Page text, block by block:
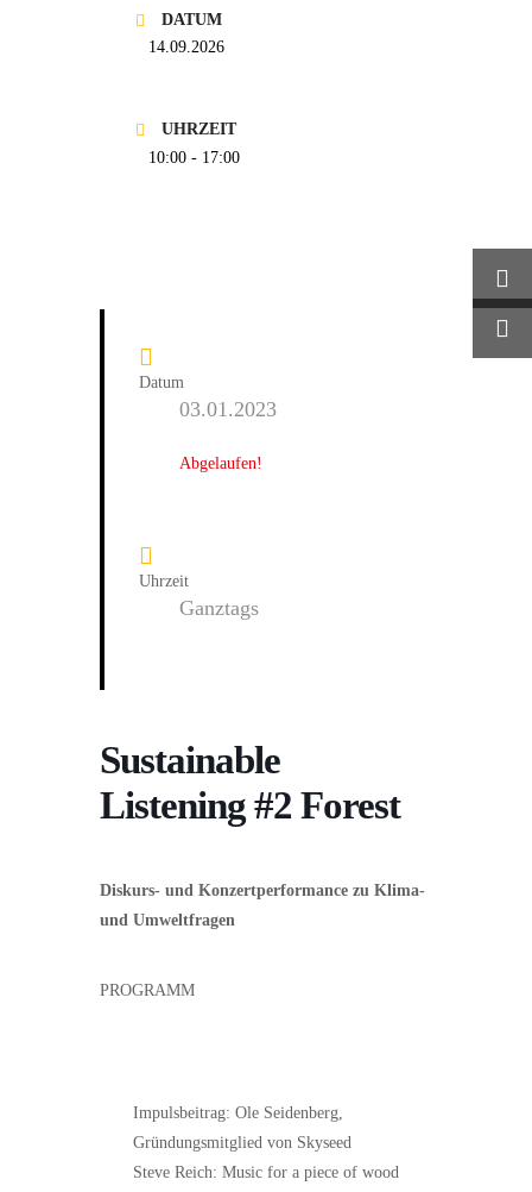
DATUM
14.09.2026
UHRZEIT
10:00 - 17:00
Datum
03.01.2023
Abgelaufen!
Uhrzeit
Ganztags
Sustainable
Listening #2 Forest
Diskurs- und Konzertperformance zu Klima-
und Umweltfragen
PROGRAMM
Impulsbeitrag: Ole Seidenberg,
Gründungsmitglied von Skyseed
Steve Reich: Music for a piece of wood